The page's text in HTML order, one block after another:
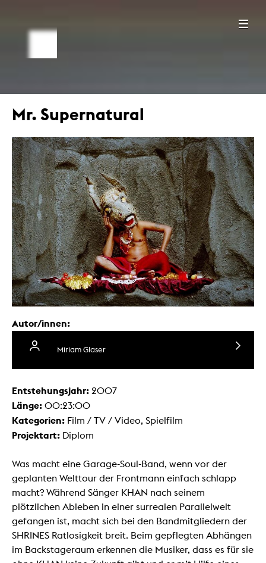
Mr. Supernatural
Autor/innen:
Miriam Glaser
Entstehungsjahr: 2007
Länge: 00:23:00
Kategorien: Film / TV / Video, Spielfilm
Projektart: Diplom
Was macht eine Garage-Soul-Band, wenn vor der
geplanten Welttour der Frontmann einfach schlapp
macht? Während Sänger KHAN nach seinem
plötzlichen Ableben in einer surrealen Parallelwelt
gefangen ist, macht sich bei den Bandmitgliedern der
SHRINES Ratlosigkeit breit. Beim gepflegten Abhängen
im Backstageraum erkennen die Musiker, dass es für sie